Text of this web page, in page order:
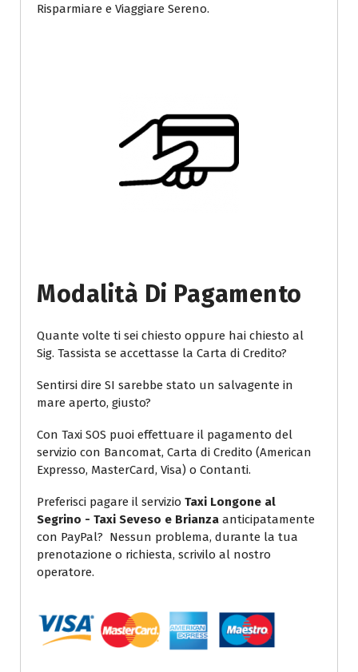
Risparmiare e Viaggiare Sereno.
Modalità Di Pagamento
Quante volte ti sei chiesto oppure hai chiesto al
Sig. Tassista se accettasse la Carta di Credito?
Sentirsi dire SI sarebbe stato un salvagente in
mare aperto, giusto?
Con Taxi SOS puoi effettuare il pagamento del
servizio con Bancomat, Carta di Credito (American
Expresso, MasterCard, Visa) o Contanti.
Preferisci pagare il servizio Taxi Longone al
Segrino - Taxi Seveso e Brianza anticipatamente
con PayPal? Nessun problema, durante la tua
prenotazione o richiesta, scrivilo al nostro
operatore.